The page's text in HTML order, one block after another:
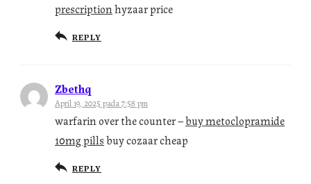
prescriptionhyzaar price
REPLY
Zbethq
April 19, 2025 pada 7:58 pm
warfarin over the counter –buy metoclopramide
10mg pillsbuy cozaar cheap
REPLY